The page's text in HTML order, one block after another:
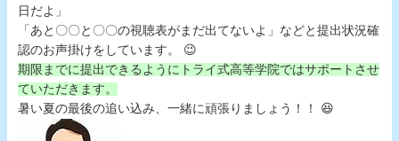
日だよ」
「あと〇〇と〇〇の視聴表がまだ出てないよ」などと提出状況確
認のお声掛けをしています。 😉
期限までに提出できるようにトライ式高等学院ではサポートさせ
ていただきます。
暑い夏の最後の追い込み、一緒に頑張りましょう！！ 😆